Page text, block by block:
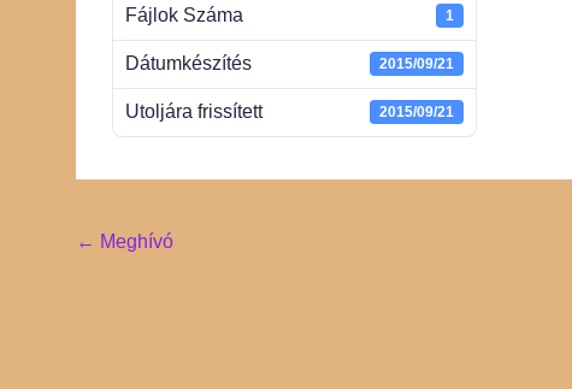
Fájlok Száma 1
Dátumkészítés 2015/09/21
Utoljára frissített 2015/09/21
Post
← Meghívó